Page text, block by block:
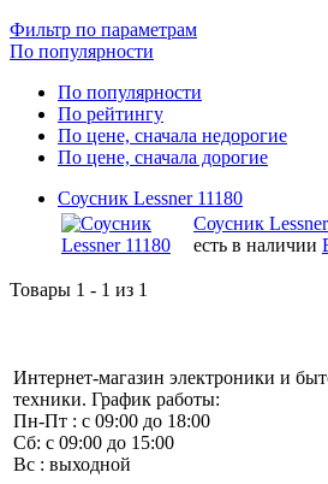
Фильтр по параметрам
По популярности
По популярности
По рейтингу
По цене, сначала недорогие
По цене, сначала дорогие
Соусник Lessner 11180
Соусник
есть в наличии
Товары 1 - 1 из 1
Интернет-магазин электроники и
техники. График работы:
Пн-Пт : с 09:00 до 18:00
Сб: с 09:00 до 15:00
Вс : выходной